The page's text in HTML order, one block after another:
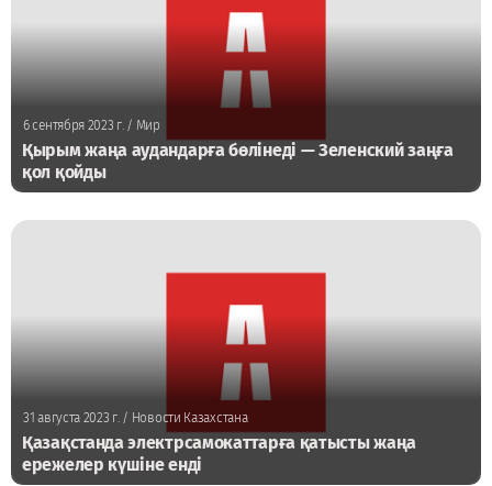
6 сентября 2023 г./ Мир
Қырым жаңа аудандарға бөлінеді — Зеленский заңға
қол қойды
31 августа 2023 г. / Новости Казахстана
Қазақстанда электрсамокаттарға қатысты жаңа
ережелер күшіне енді